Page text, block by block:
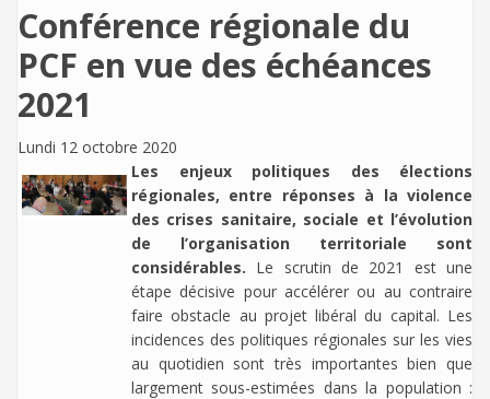
Conférence régionale du
PCF en vue des échéances
2021
Lundi 12 octobre 2020
Les enjeux politiques des élections
régionales, entre réponses à la violence
des crises sanitaire, sociale et l’évolution
de l’organisation territoriale sont
considérables. Le scrutin de 2021 est une
étape décisive pour accélérer ou au contraire
faire obstacle au projet libéral du capital. Les
incidences des politiques régionales sur les vies
au quotidien sont très importantes bien que
largement sous-estimées dans la population :